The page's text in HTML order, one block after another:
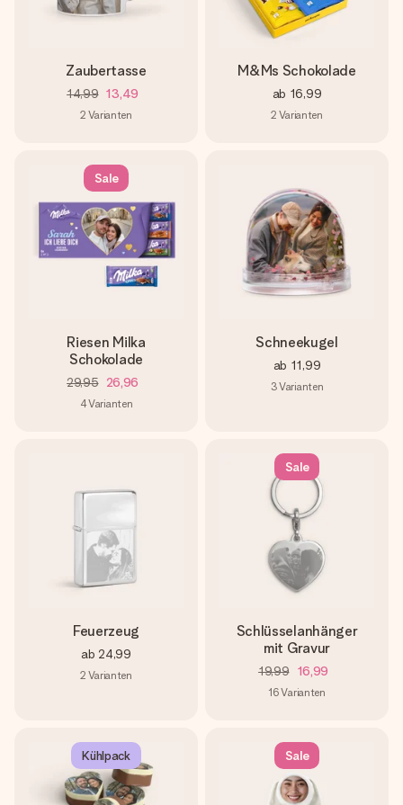
Zaubertasse
14,99 13,49
2 Varianten
M&Ms Schokolade
ab 16,99
2 Varianten
Sale
Riesen Milka
Schokolade
29,95 26,96
4Varianten
Schneekugel
ab 11,99
3Varianten
Feuerzeug
ab 24,99
2 Varianten
Sale
Schlüsselanhänger
mit Gravur
19,99 16,99
16Varianten
Kühlpack Sale